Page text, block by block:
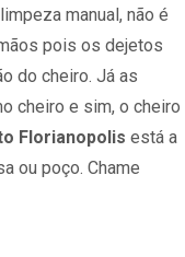
manual, não é
pois os dejetos
do cheiro. Já as
cheiro e sim, o cheiro
Florianopolis está a
ou poço. Chame